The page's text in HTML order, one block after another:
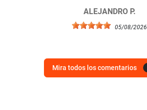
ALEJANDRO P.
05/08/2026
Mira todos los comentarios